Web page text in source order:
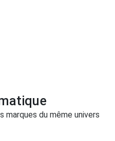
marques du même univers